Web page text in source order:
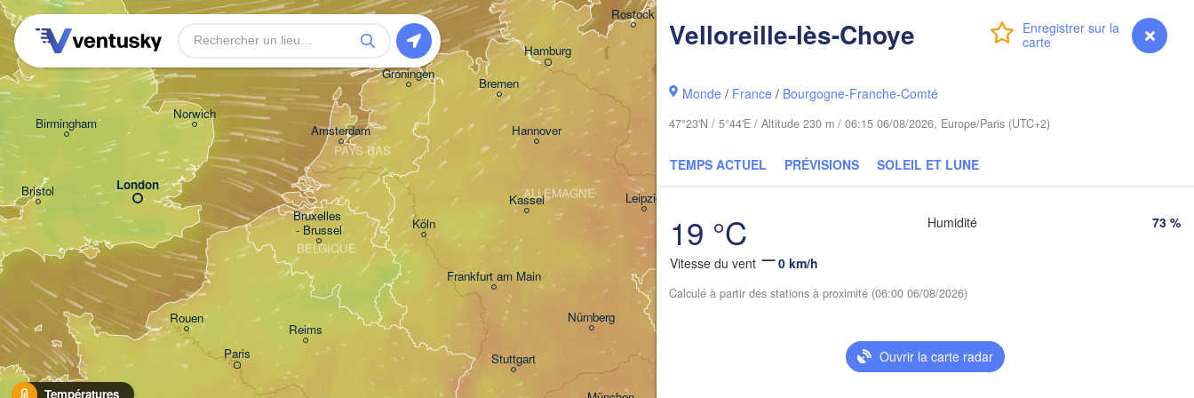
Connexion Premium myVentusky Prévisions
Velloreille-lès-Choye
Monde / France / Bourgogne-Franche-Comté
47°23'N / 5°44'E / Altitude 230 m / 06:15 06/08/2026, Europe/Paris (UTC+2)
TEMPS ACTUEL PRÉVISIONS SOLEIL ET LUNE
19 °C
Vitesse du vent 0 km/h
Humidité 73 %
Calculé à partir des stations à proximité (06:00 06/08/2026)
Ouvrir la carte radar
Températures
London
Birmingham
Leeds
Bristol
Hamburg
Köln
Bruxelles
- Brussel
Amsterdam
Frankfurt am Main
Bremen
Hannover
Nürnberg
Kassel
Groningen
Norwich
Reims
Rouen
ALLEMAGNE
PAYS-BAS
BELGIQUE
Paris Stuttgart
Berlin
Łódź
Leipzig
Poznań
Rostock
Zielona Góra
POLOGNE
Košice
SLOVAQUIE
Гродна